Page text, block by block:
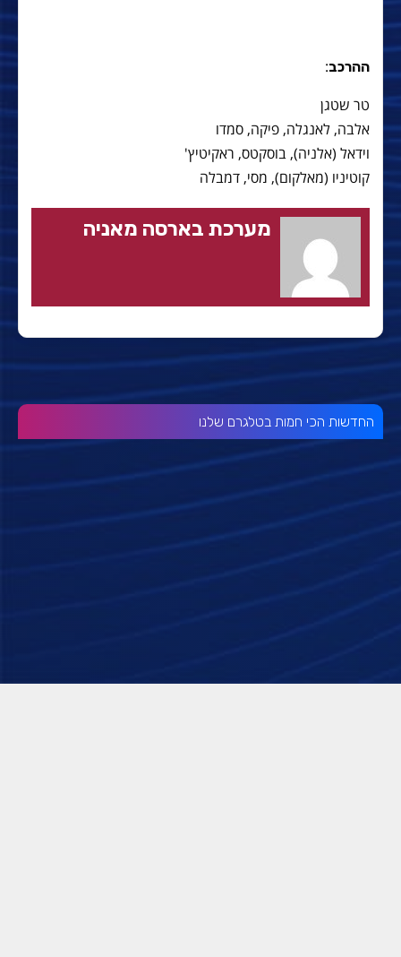
ההרכב:
טר שטגן
אלבה, לאנגלה, פיקה, סמדו
וידאל (אלניה), בוסקטס, ראקיטיץ'
קוטיניו (מאלקום), מסי, דמבלה
מערכת בארסה מאניה
החדשות הכי חמות בטלגרם שלנו